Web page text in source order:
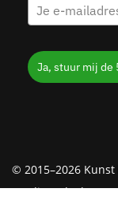
Ja, stuur mij de
© 2015–2026
Creditcard, Klarna